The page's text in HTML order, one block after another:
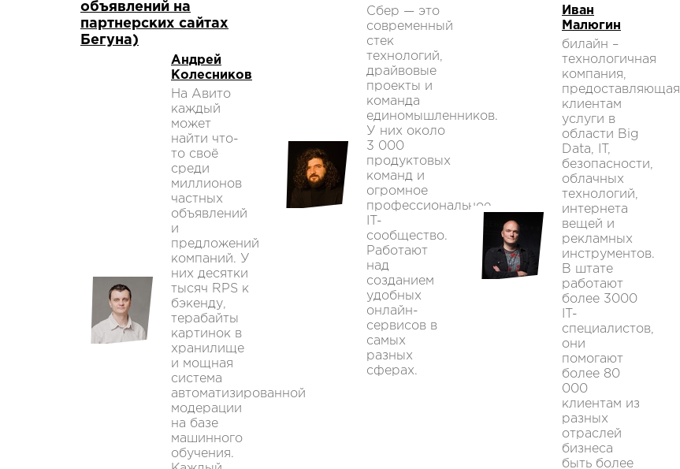
объявлений на
партнерских сайтах
Бегуна)
Андрей
Колесников
На Авито
каждый
может
найти что-
то своё
среди
миллионов
частных
объявлений
и
предложений
компаний. У
них десятки
тысяч RPS к
бэкенду,
терабайты
картинок в
хранилище
и мощная
система
автоматизированной
модерации
на базе
машинного
обучения.
Сбер — это
современный
стек
технологий,
драйвовые
проекты и
команда
единомышленников.
У них около
3 000
продуктовых
команд и
огромное
профессиональное
IT-
сообщество.
Работают
над
созданием
удобных
онлайн-
сервисов в
самых
разных
сферах.
Иван
Малюгин
билайн –
технологичная
компания,
предоставляющая
клиентам
услуги в
области Big
Data, IT,
безопасности,
облачных
технологий,
интернета
вещей и
рекламных
инструментов.
В штате
работают
более 3000
IT-
специалистов,
они
помогают
более 80
000
клиентам из
разных
отраслей
бизнеса
быть более